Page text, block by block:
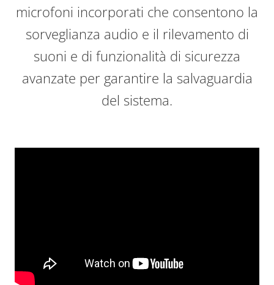
microfoni incorporati che consentono la
sorveglianza audio e il rilevamento di
suoni e di funzionalità di sicurezza
avanzate per garantire la salvaguardia
del sistema.